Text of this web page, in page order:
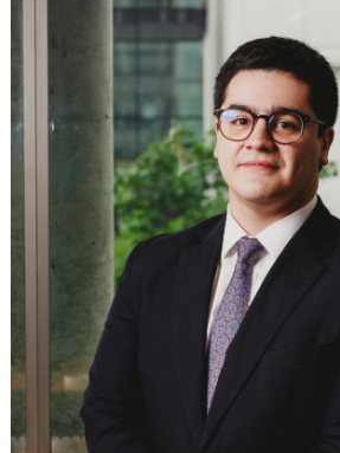
EXTENSIÓN
Académicos
Egresados